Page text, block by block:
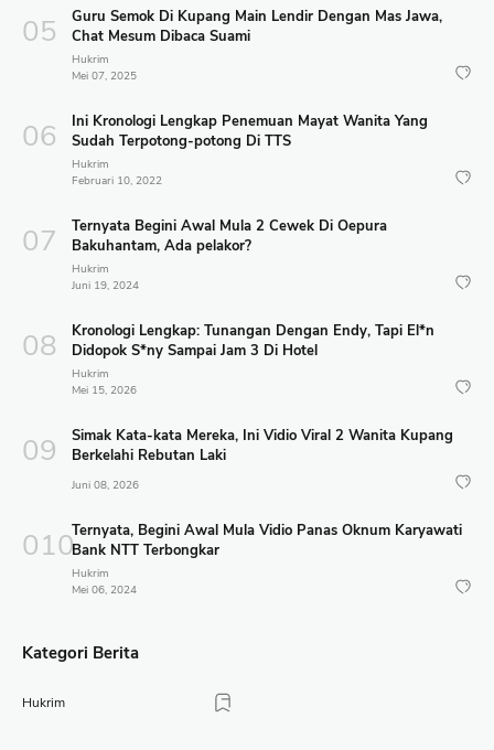
Guru Semok Di Kupang Main Lendir Dengan Mas Jawa,
Chat Mesum Dibaca Suami
Hukrim
Mei 07, 2025
Ini Kronologi Lengkap Penemuan Mayat Wanita Yang
Sudah Terpotong-potong Di TTS
Hukrim
Februari 10, 2022
Ternyata Begini Awal Mula 2 Cewek Di Oepura
Bakuhantam, Ada pelakor?
Hukrim
Juni 19, 2024
Kronologi Lengkap: Tunangan Dengan Endy, Tapi El*n
Didopok S*ny Sampai Jam 3 Di Hotel
Hukrim
Mei 15, 2026
Simak Kata-kata Mereka, Ini Vidio Viral 2 Wanita Kupang
Berkelahi Rebutan Laki
Juni 08, 2026
Ternyata, Begini Awal Mula Vidio Panas Oknum Karyawati
Bank NTT Terbongkar
Hukrim
Mei 06, 2024
Kategori Berita
Hukrim